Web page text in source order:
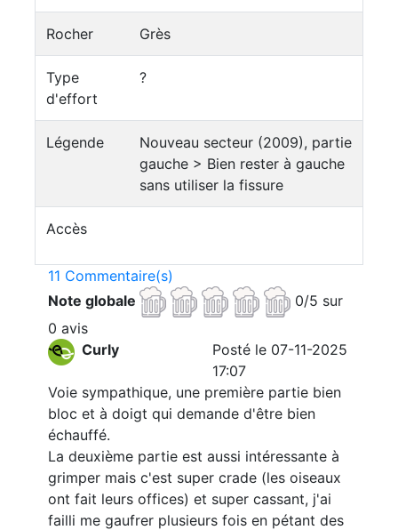
Rocher Grès
Type
d'effort
?
Légende
Nouveau secteur (2009), partie
gauche > Bien rester à gauche
sans utiliser la fissure
Accès
11 Commentaire(s)
Note globale
0/5 sur
0 avis
Curly
Posté le 07-11-2025
17:07
Voie sympathique, une première partie bien
bloc et à doigt qui demande d'être bien
échauffé.
La deuxième partie est aussi intéressante à
grimper mais c'est super crade (les oiseaux
ont fait leurs offices) et super cassant, j'ai
failli me gaufrer plusieurs fois en pétant des